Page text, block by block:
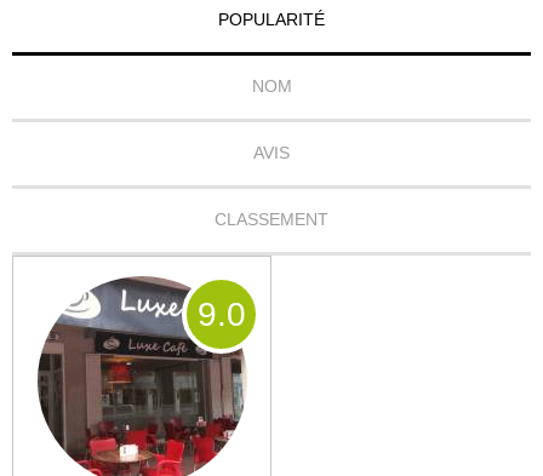
POPULARITÉ
NOM
AVIS
CLASSEMENT
9.0